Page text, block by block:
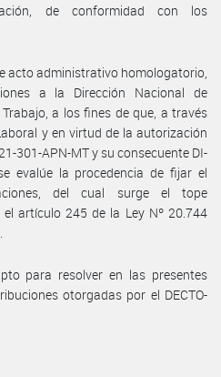
de conformidad con los
acto administrativo homologatorio,
a la Dirección Nacional de
a los fines de que, a través
y en virtud de la autorización
301-APN-MT y su consecuente DI-
evalúe la procedencia de fijar el
del cual surge el tope
artículo 245 de la Ley Nº 20.744
para resolver en las presentes
otorgadas por el DECTO-